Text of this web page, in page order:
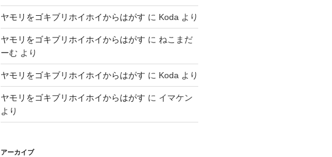
ヤモリをゴキブリホイホイからはがす に Koda より
ヤモリをゴキブリホイホイからはがす に ねこまだ
ーむより
ヤモリをゴキブリホイホイからはがす に Koda より
ヤモリをゴキブリホイホイからはがす に イマケン
より
アーカイブ